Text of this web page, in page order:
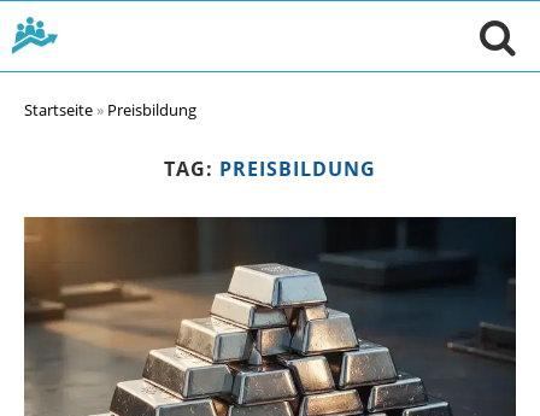
Startseite» Preisbildung
TAG: PREISBILDUNG